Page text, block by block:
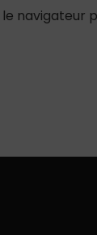
navigateur